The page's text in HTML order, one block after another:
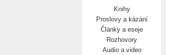
Knihy
Proslovy a kázání
Články a eseje
Rozhovory
Audio a video